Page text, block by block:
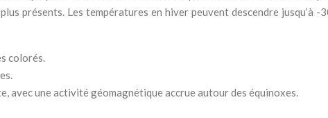
présents. Les températures en hiver peuvent descendre jusqu’à -
colorés.
avec une activité géomagnétique accrue autour des équinoxes.